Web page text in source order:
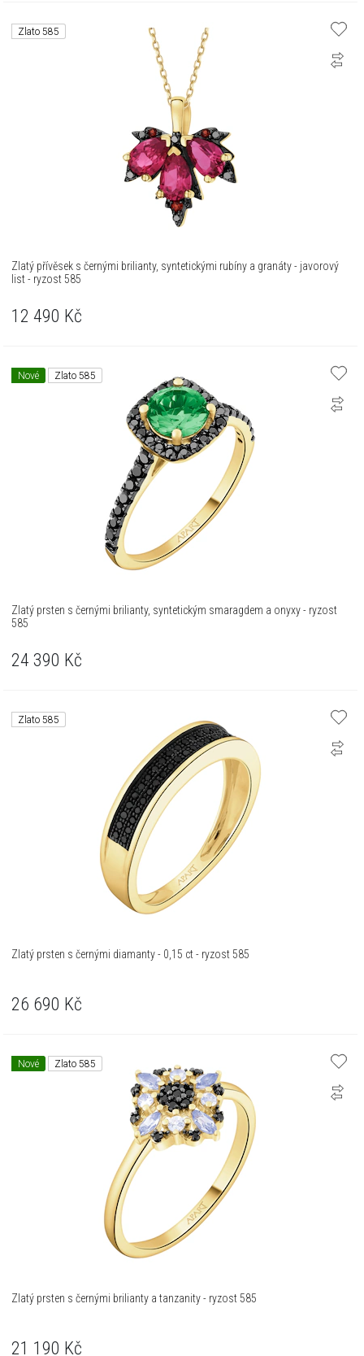
Zlato 585
Zlatý přívěsek s černými brilianty, syntetickými rubíny a granáty - javorový
list - ryzost 585
12 490 Kč
Nové Zlato 585
Zlatý prsten s černými brilianty, syntetickým smaragdem a onyxy - ryzost
585
24 390 Kč
Zlato 585
Zlatý prsten s černými diamanty - 0,15 ct - ryzost 585
26 690 Kč
Nové Zlato 585
Zlatý prsten s černými brilianty a tanzanity - ryzost 585
21 190 Kč